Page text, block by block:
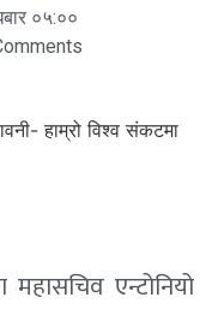
०५:००
एन्टोनियो